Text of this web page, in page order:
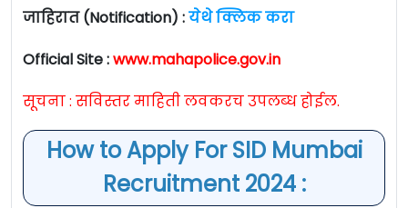
जाहिरात (Notification) : येथे क्लिक करा
Official Site : www.mahapolice.gov.in
सूचना : सविस्तर माहिती लवकरच उपलब्ध होईल.
How to Apply For SID Mumbai
Recruitment 2024 :